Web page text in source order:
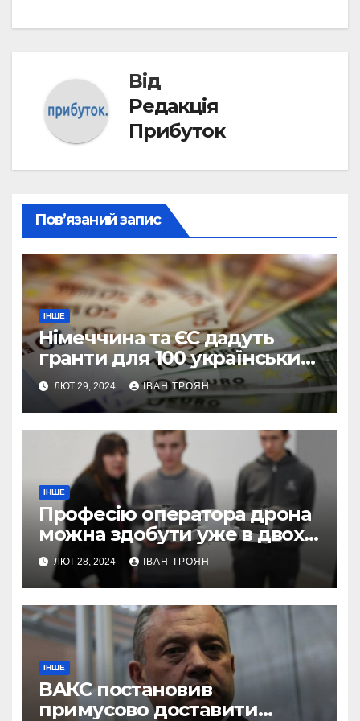
Від
Редакція
Прибуток
Пов’язаний запис
ІНШЕ
Німеччина та ЄС дадуть
гранти для 100 українських
підприємств
ЛЮТ 29, 2024 ІВАН ТРОЯН
ІНШЕ
Професію оператора дрона
можна здобути уже в двох
профтехах Львівщини
ЛЮТ 28, 2024 ІВАН ТРОЯН
ІНШЕ
ВАКС постановив
примусово доставити